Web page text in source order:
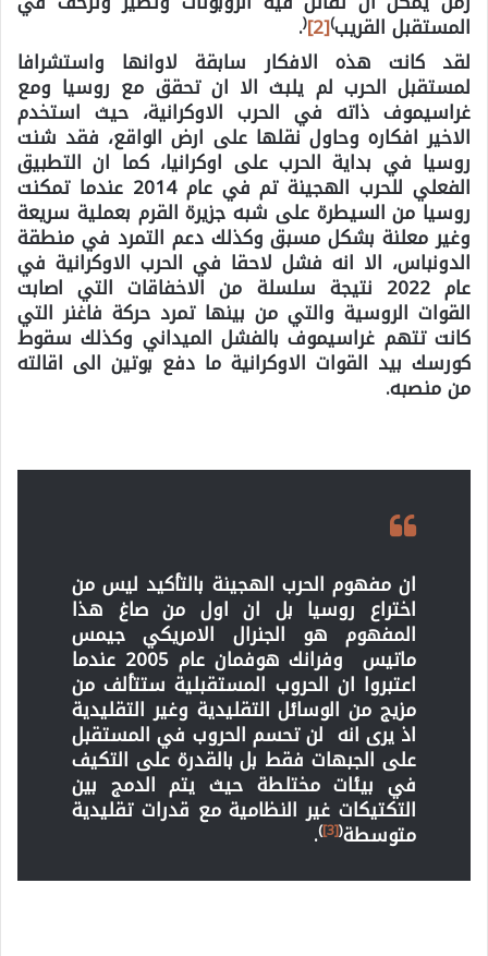
المستقبل القريب)
[2]
(
.
لقد كانت هذه الافكار سابقة لاوانها واستشرافا
لمستقبل الحرب لم يلبث الا ان تحقق مع روسيا ومع
غراسيموف ذاته في الحرب الاوكرانية، حيث استخدم
الاخير افكاره وحاول نقلها على ارض الواقع، فقد شنت
روسيا في بداية الحرب على اوكرانيا، كما ان التطبيق
الفعلي للحرب الهجينة تم في عام 2014 عندما تمكنت
روسيا من السيطرة على شبه جزيرة القرم بعملية سريعة
وغير معلنة بشكل مسبق وكذلك دعم التمرد في منطقة
الدونباس، الا انه فشل لاحقا في الحرب الاوكرانية في
عام 2022 نتيجة سلسلة من الاخفاقات التي اصابت
القوات الروسية والتي من بينها تمرد حركة فاغنر التي
كانت تتهم غراسيموف بالفشل الميداني وكذلك سقوط
كورسك بيد القوات الاوكرانية ما دفع بوتين الى اقالته
من منصبه.
ان مفهوم الحرب الهجينة بالتأكيد ليس من
اختراع روسيا بل ان اول من صاغ هذا
المفهوم هو الجنرال الامريكي جيمس
ماتيس وفرانك هوفمان عام 2005 عندما
اعتبروا ان الحروب المستقبلية ستتألف من
مزيج من الوسائل التقليدية وغير التقليدية
اذ يرى انه لن تحسم الحروب في المستقبل
على الجبهات فقط بل بالقدرة على التكيف
في بيئات مختلطة حيث يتم الدمج بين
التكتيكات غير النظامية مع قدرات تقليدية
متوسطة(
[3]
)
.